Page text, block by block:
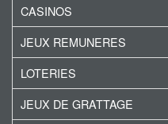
CASINOS
JEUX REMUNERES
LOTERIES
JEUX DE GRATTAGE